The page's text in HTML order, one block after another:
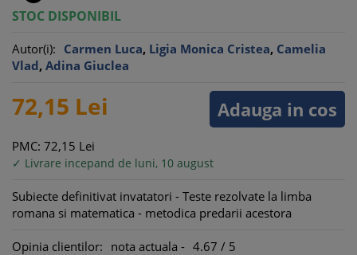
STOC DISPONIBIL
Autor(i): Carmen Luca, Ligia Monica Cristea, Camelia
Vlad, Adina Giuclea
Adauga in cos
72,15 Lei
PMC: 72,15 Lei
✓ Livrare incepand de luni, 10 august
Subiecte definitivat invatatori - Teste rezolvate la limba
romana si matematica - metodica predarii acestora
Opinia clientilor: nota actuala - 4.67 / 5